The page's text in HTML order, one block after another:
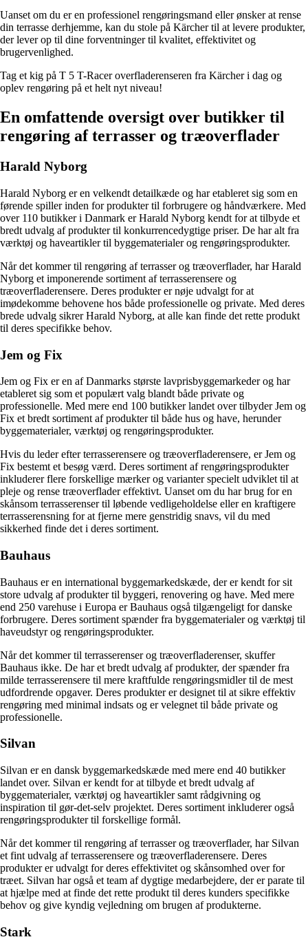
Uanset om du er en professionel rengøringsmand eller ønsker at rense
din terrasse derhjemme, kan du stole på Kärcher til at levere produkter,
der lever op til dine forventninger til kvalitet, effektivitet og
brugervenlighed.
Tag et kig på T 5 T-Racer overfladerenseren fra Kärcher i dag og
oplev rengøring på et helt nyt niveau!
En omfattende oversigt over butikker til
rengøring af terrasser og træoverflader
Harald Nyborg
Harald Nyborg er en velkendt detailkæde og har etableret sig som en
førende spiller inden for produkter til forbrugere og håndværkere. Med
over 110 butikker i Danmark er Harald Nyborg kendt for at tilbyde et
bredt udvalg af produkter til konkurrencedygtige priser. De har alt fra
værktøj og haveartikler til byggematerialer og rengøringsprodukter.
Når det kommer til rengøring af terrasser og træoverflader, har Harald
Nyborg et imponerende sortiment af terrasserensere og
træoverfladerensere. Deres produkter er nøje udvalgt for at
imødekomme behovene hos både professionelle og private. Med deres
brede udvalg sikrer Harald Nyborg, at alle kan finde det rette produkt
til deres specifikke behov.
Jem og Fix
Jem og Fix er en af Danmarks største lavprisbyggemarkeder og har
etableret sig som et populært valg blandt både private og
professionelle. Med mere end 100 butikker landet over tilbyder Jem og
Fix et bredt sortiment af produkter til både hus og have, herunder
byggematerialer, værktøj og rengøringsprodukter.
Hvis du leder efter terrasserensere og træoverfladerensere, er Jem og
Fix bestemt et besøg værd. Deres sortiment af rengøringsprodukter
inkluderer flere forskellige mærker og varianter specielt udviklet til at
pleje og rense træoverflader effektivt. Uanset om du har brug for en
skånsom terrasserenser til løbende vedligeholdelse eller en kraftigere
terrasserensning for at fjerne mere genstridig snavs, vil du med
sikkerhed finde det i deres sortiment.
Bauhaus
Bauhaus er en international byggemarkedskæde, der er kendt for sit
store udvalg af produkter til byggeri, renovering og have. Med mere
end 250 varehuse i Europa er Bauhaus også tilgængeligt for danske
forbrugere. Deres sortiment spænder fra byggematerialer og værktøj til
haveudstyr og rengøringsprodukter.
Når det kommer til terrasserenser og træoverfladerenser, skuffer
Bauhaus ikke. De har et bredt udvalg af produkter, der spænder fra
milde terrasserensere til mere kraftfulde rengøringsmidler til de mest
udfordrende opgaver. Deres produkter er designet til at sikre effektiv
rengøring med minimal indsats og er velegnet til både private og
professionelle.
Silvan
Silvan er en dansk byggemarkedskæde med mere end 40 butikker
landet over. Silvan er kendt for at tilbyde et bredt udvalg af
byggematerialer, værktøj og haveartikler samt rådgivning og
inspiration til gør-det-selv projektet. Deres sortiment inkluderer også
rengøringsprodukter til forskellige formål.
Når det kommer til rengøring af terrasser og træoverflader, har Silvan
et fint udvalg af terrasserensere og træoverfladerensere. Deres
produkter er udvalgt for deres effektivitet og skånsomhed over for
træet. Silvan har også et team af dygtige medarbejdere, der er parate til
at hjælpe med at finde det rette produkt til deres kunders specifikke
behov og give kyndig vejledning om brugen af produkterne.
Stark